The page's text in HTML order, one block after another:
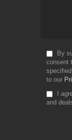
By
consent
to our
I
and